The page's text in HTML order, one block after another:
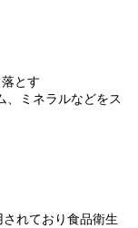
とす
、ミネラルなどをス
れており食品衛生